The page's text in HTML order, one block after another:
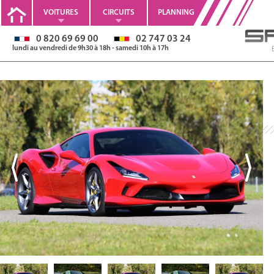
VOITURES CIRCUITS PLANNING
0 820 69 69 00 02 747 03 24
lundi au vendredi de 9h30 à 18h - samedi 10h à 17h